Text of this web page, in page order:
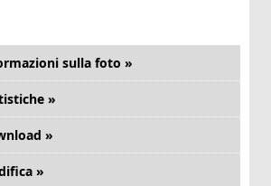
sulla foto »
»
»
»